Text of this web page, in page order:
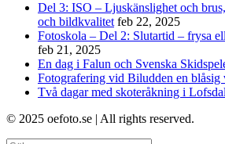
Del 3: ISO – Ljuskänslighet och
och bildkvalitet feb 22, 2025
Fotoskola – Del 2: Slutartid – frysa
feb 21, 2025
En dag i Falun och Svenska
Fotografering vid Biludden en blåsig
Två dagar med skoteråkning i
© 2025 oefoto.se | All rights reserved.